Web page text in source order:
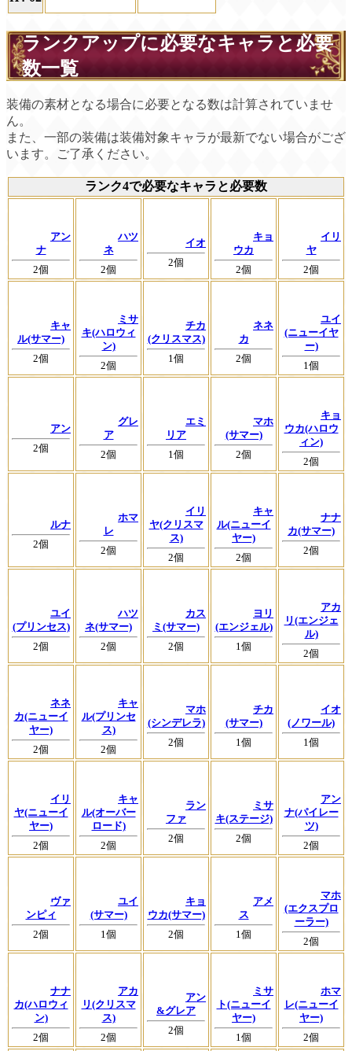
ランクアップに必要なキャラと必要
数一覧
装備の素材となる場合に必要となる数は計算されていませ
ん。
また、一部の装備は装備対象キャラが最新でない場合がござ
います。ご了承ください。
ランク4で必要なキャラと必要数
アン
ナ
2個
ハツ
ネ
2個
イオ
2個
キョ
ウカ
2個
イリ
ヤ
2個
キャ
ル(サマー)
2個
ミサ
キ(ハロウィ
ン)
2個
チカ
(クリスマス)
1個
ネネ
カ
2個
ユイ
(ニューイヤ
ー)
1個
アン
2個
グレ
ア
2個
エミ
リア
1個
マホ
(サマー)
2個
キョ
ウカ(ハロウ
ィン)
2個
ルナ
2個
ホマ
レ
2個
イリ
ヤ(クリスマ
ス)
2個
キャ
ル(ニューイ
ヤー)
2個
ナナ
カ(サマー)
2個
ユイ
(プリンセス)
2個
ハツ
ネ(サマー)
2個
カス
ミ(サマー)
2個
ヨリ
(エンジェル)
1個
アカ
リ(エンジェ
ル)
2個
ネネ
カ(ニューイ
ヤー)
2個
キャ
ル(プリンセ
ス)
2個
マホ
(シンデレラ)
2個
チカ
(サマー)
1個
イオ
(ノワール)
1個
イリ
ヤ(ニューイ
ヤー)
2個
キャ
ル(オーバー
ロード)
2個
ラン
ファ
2個
ミサ
キ(ステージ)
2個
アン
ナ(パイレー
ツ)
2個
ヴァ
ンピィ
2個
ユイ
(サマー)
1個
キョ
ウカ(サマー)
2個
アメ
ス
1個
マホ
(エクスプロ
ーラー)
2個
ナナ
カ(ハロウィ
ン)
2個
アカ
リ(クリスマ
ス)
2個
アン
&グレア
2個
ミサ
ト(ニューイ
ヤー)
1個
ホマ
レ(ニューイ
ヤー)
2個